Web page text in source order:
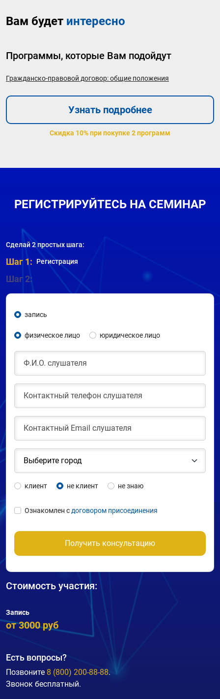
Вам будет интересно
Программы, которые Вам подойдут
Гражданско-правовой договор: общие положения
Узнать подробнее
Скидка 10% при покупке 2 программ
РЕГИСТРИРУЙТЕСЬ НА СЕМИНАР
Сделай 2 простых шага:
Шаг 1: Регистрация
Шаг 2:
запись
физическое лицо юридическое лицо
клиент не клиент не знаю
Ознакомлен с договором присоединения
Получить консультацию
Стоимость участия:
Запись
от 3000 руб
Есть вопросы?
Позвоните 8 (800) 200-88-88.
Звонок бесплатный.